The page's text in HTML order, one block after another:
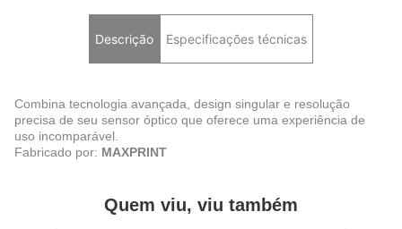
Descrição Especificações técnicas
Combina tecnologia avançada, design singular e resolução
precisa de seu sensor óptico que oferece uma experiência de
uso incomparável.
Fabricado por: MAXPRINT
Quem viu, viu também